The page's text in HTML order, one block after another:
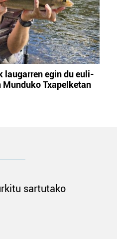
laugarren egin du euli-
Txapelketan
sartutako